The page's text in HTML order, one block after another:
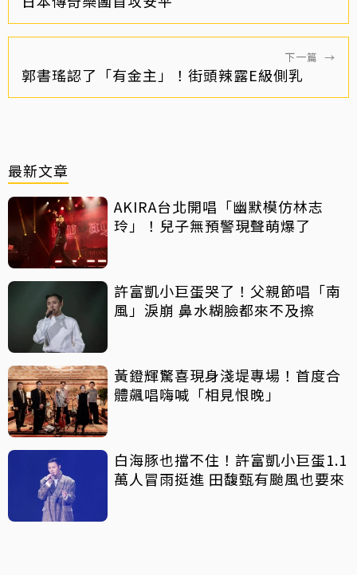
下一篇 →
郭書瑤認了「有金主」！街頭辣露E級側乳
最新文章
AKIRA台北開唱「幽默模仿林志
玲」！兒子無預警現聲萌爆了
許富凱小巨蛋哭了！父親節唱「南
風」淚崩 鼻水糊臉都來不及擦
黃鐙輝驚喜現身淺堤專場！首度合
體飆唱嗨喊「相見恨晚」
白海豚也擋不住！許富凱小巨蛋1.1
萬人冒雨挺進 田馥甄有颱風也要來